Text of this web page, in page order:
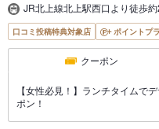
JR北上線北上駅西口より徒歩
口コミ投稿特典対象店 ポイントプ
クーポン
【女性必見！】ランチタイムで
ポン！